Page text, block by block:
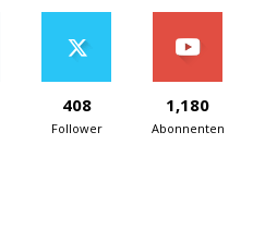
408
Follower
1,180
Abonnenten